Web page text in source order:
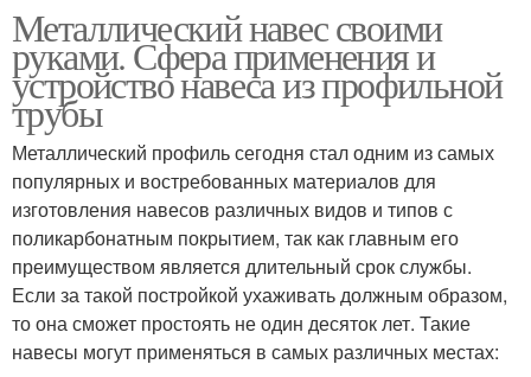
Металлический навес своими
руками. Сфера применения и
устройство навеса из профильной
трубы
Металлический профиль сегодня стал одним из самых
популярных и востребованных материалов для
изготовления навесов различных видов и типов с
поликарбонатным покрытием, так как главным его
преимуществом является длительный срок службы.
Если за такой постройкой ухаживать должным образом,
то она сможет простоять не один десяток лет. Такие
навесы могут применяться в самых различных местах: